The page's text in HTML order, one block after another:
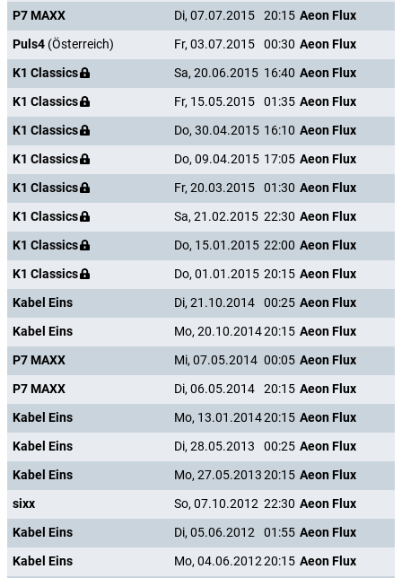
P7 MAXX Di, 07.07.2015 20:15 Aeon Flux
Puls4 (Österreich) Fr, 03.07.2015 00:30 Aeon Flux
K1 Classics
Sa, 20.06.2015 16:40 Aeon Flux
K1 Classics
Fr, 15.05.2015 01:35 Aeon Flux
K1 Classics
Do, 30.04.2015 16:10 Aeon Flux
K1 Classics
Do, 09.04.2015 17:05 Aeon Flux
K1 Classics
Fr, 20.03.2015 01:30 Aeon Flux
K1 Classics
Sa, 21.02.2015 22:30 Aeon Flux
K1 Classics
Do, 15.01.2015 22:00 Aeon Flux
K1 Classics
Do, 01.01.2015 20:15 Aeon Flux
Kabel Eins
Di, 21.10.2014 00:25 Aeon Flux
Kabel Eins
Mo, 20.10.201420:15 Aeon Flux
P7 MAXX
Mi, 07.05.2014 00:05 Aeon Flux
P7 MAXX
Di, 06.05.2014 20:15 Aeon Flux
Kabel Eins
Mo, 13.01.201420:15 Aeon Flux
Kabel Eins
Di, 28.05.2013 00:25 Aeon Flux
Kabel Eins
Mo, 27.05.201320:15 Aeon Flux
sixx
So, 07.10.2012 22:30 Aeon Flux
Kabel Eins
Di, 05.06.2012 01:55 Aeon Flux
Kabel Eins
Mo, 04.06.201220:15 Aeon Flux